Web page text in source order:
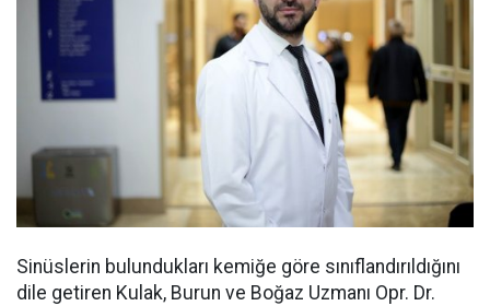
Sinüslerin bulundukları kemiğe göre sınıflandırıldığını
dile getiren Kulak, Burun ve Boğaz Uzmanı Opr. Dr.